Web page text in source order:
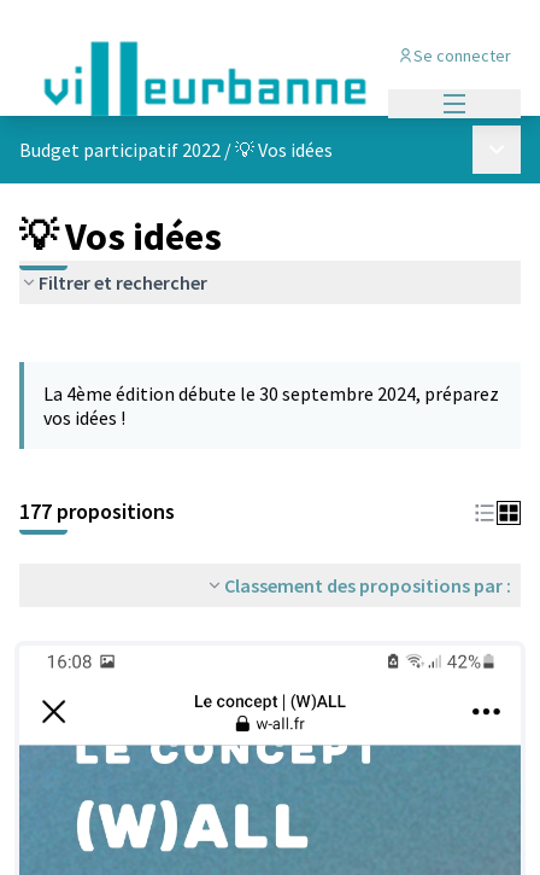
Se connecter
Budget participatif 2022 /💡 Vos idées
💡 Vos idées
Filtrer et rechercher
−
La 4ème édition débute le 30 septembre 2024, préparez
vos idées !
177 propositions
Classement des propositions par :